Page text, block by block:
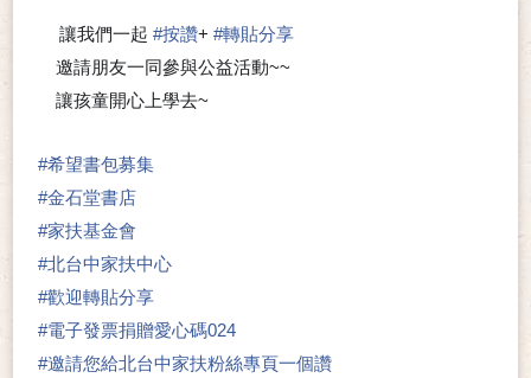
讓我們一起 #按讚+ #轉貼分享
邀請朋友一同參與公益活動~~
讓孩童開心上學去~
#希望書包募集
#金石堂書店
#家扶基金會
#北台中家扶中心
#歡迎轉貼分享
#電子發票捐贈愛心碼024
#邀請您給北台中家扶粉絲專頁一個讚